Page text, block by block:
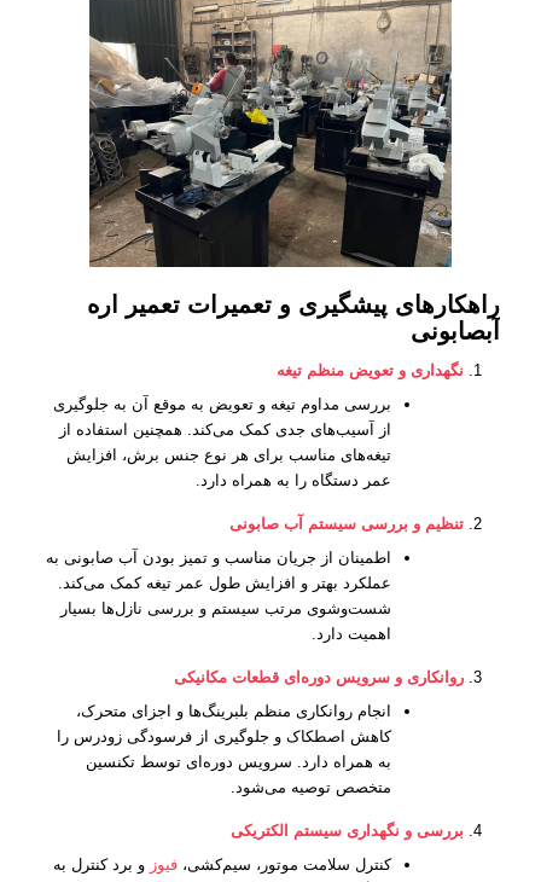
راهکارهای پیشگیری و تعمیرات تعمیر اره
آبصابونی
نگهداری و تعویض منظم تیغه
بررسی مداوم تیغه و تعویض به موقع آن به جلوگیری
از آسیب‌های جدی کمک می‌کند. همچنین استفاده از
تیغه‌های مناسب برای هر نوع جنس برش، افزایش
عمر دستگاه را به همراه دارد.
تنظیم و بررسی سیستم آب صابونی
اطمینان از جریان مناسب و تمیز بودن آب صابونی به
عملکرد بهتر و افزایش طول عمر تیغه کمک می‌کند.
شست‌وشوی مرتب سیستم و بررسی نازل‌ها بسیار
اهمیت دارد.
روانکاری و سرویس دوره‌ای قطعات مکانیکی
انجام روانکاری منظم بلبرینگ‌ها و اجزای متحرک،
کاهش اصطکاک و جلوگیری از فرسودگی زودرس را
به همراه دارد. سرویس دوره‌ای توسط تکنسین
متخصص توصیه می‌شود.
بررسی و نگهداری سیستم الکتریکی
کنترل سلامت موتور، سیم‌کشی، فیوز و برد کنترل به